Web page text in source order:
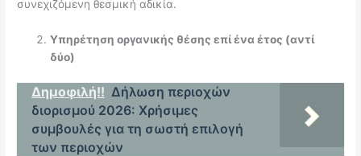
συνεχιζόμενη θεσμική αδικία.
Υπηρέτηση οργανικής θέσης επί ένα έτος (αντί
δύο)
Δημοφιλή!! Δήλωση περιοχών
διορισμού 2026: Χρήσιμες
συμβουλές για τη σωστή επιλογή
των περιοχών